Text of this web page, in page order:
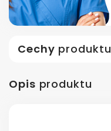
Cechy produktu
Opis produktu